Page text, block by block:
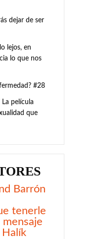
dejar de ser
lejos, en
lo que nos
#28
película
que
Barrón
tenerle
Halík